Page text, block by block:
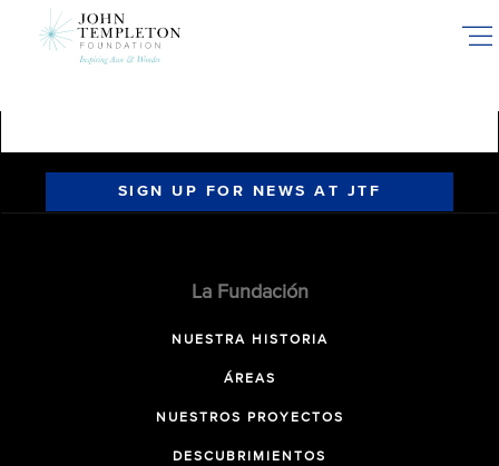
SIGN UP FOR NEWS AT JTF
La Fundación
NUESTRA HISTORIA
ÁREAS
NUESTROS PROYECTOS
DESCUBRIMIENTOS